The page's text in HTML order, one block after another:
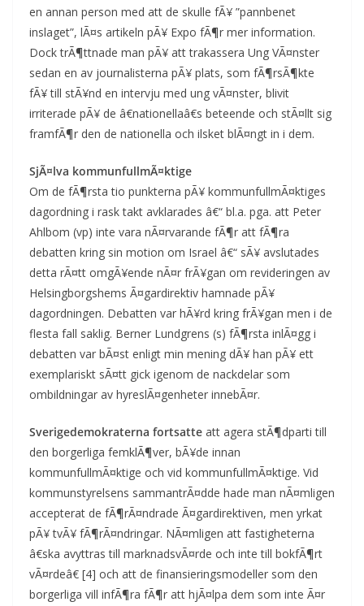
en annan person med att de skulle fÃ¥ ”pannbenet
inslaget”, lÃ¤s artikeln pÃ¥ Expo fÃ¶r mer information.
Dock trÃ¶ttnade man pÃ¥ att trakassera Ung VÃ¤nster
sedan en av journalisterna pÃ¥ plats, som fÃ¶rsÃ¶kte
fÃ¥ till stÃ¥nd en intervju med ung vÃ¤nster, blivit
irriterade pÃ¥ de â€nationellaâ€s beteende och stÃ¤llt sig
framfÃ¶r den de nationella och ilsket blÃ¤ngt in i dem.
SjÃ¤lva kommunfullmÃ¤ktige
Om de fÃ¶rsta tio punkterna pÃ¥ kommunfullmÃ¤ktiges
dagordning i rask takt avklarades â€“ bl.a. pga. att Peter
Ahlbom (vp) inte vara nÃ¤rvarande fÃ¶r att fÃ¶ra
debatten kring sin motion om Israel â€“ sÃ¥ avslutades
detta rÃ¤tt omgÃ¥ende nÃ¤r frÃ¥gan om revideringen av
Helsingborgshems Ã¤gardirektiv hamnade pÃ¥
dagordningen. Debatten var hÃ¥rd kring frÃ¥gan men i de
flesta fall saklig. Berner Lundgrens (s) fÃ¶rsta inlÃ¤gg i
debatten var bÃ¤st enligt min mening dÃ¥ han pÃ¥ ett
exemplariskt sÃ¤tt gick igenom de nackdelar som
ombildningar av hyreslÃ¤genheter innebÃ¤r.
Sverigedemokraterna fortsatte att agera stÃ¶dparti till
den borgerliga femklÃ¶ver, bÃ¥de innan
kommunfullmÃ¤ktige och vid kommunfullmÃ¤ktige. Vid
kommunstyrelsens sammantrÃ¤dde hade man nÃ¤mligen
accepterat de fÃ¶rÃ¤ndrade Ã¤gardirektiven, men yrkat
pÃ¥ tvÃ¥ fÃ¶rÃ¤ndringar. NÃ¤mligen att fastigheterna
â€ska avyttras till marknadsvÃ¤rde och inte till bokfÃ¶rt
vÃ¤rdeâ€ [4] och att de finansieringsmodeller som den
borgerliga vill infÃ¶ra fÃ¶r att hjÃ¤lpa dem som inte Ã¤r